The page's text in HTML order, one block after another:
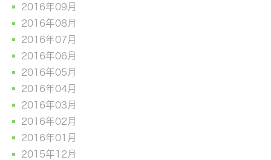
2016年09月
2016年08月
2016年07月
2016年06月
2016年05月
2016年04月
2016年03月
2016年02月
2016年01月
2015年12月